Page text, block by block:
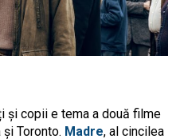
și copii e tema a două filme
Toronto. Madre, al cincilea